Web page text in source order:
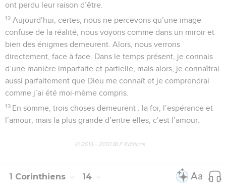
ont perdu leur raison d’être.
12 Aujourd’hui, certes, nous ne percevons qu’une image
confuse de la réalité, nous voyons comme dans un miroir et
bien des énigmes demeurent. Alors, nous verrons
directement, face à face. Dans le temps présent, je connais
d’une manière imparfaite et partielle, mais alors, je connaîtrai
aussi parfaitement que Dieu me connaît et je comprendrai
comme j’ai été moi-même compris.
13 En somme, trois choses demeurent : la foi, l’espérance et
l’amour, mais la plus grande d’entre elles, c’est l’amour.
© 2013 - 2010 BLF Editions
1 Corinthiens 14